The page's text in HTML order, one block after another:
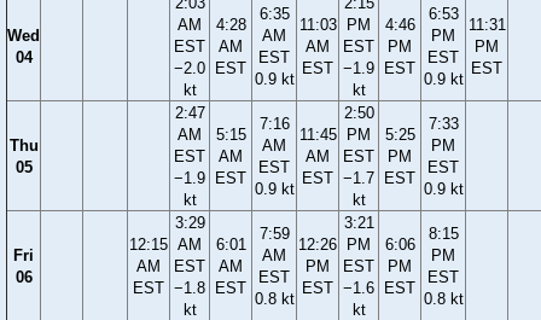
Wed
04
AM
EST
−2.0
kt
4:28
AM
EST
6:35
AM
EST
0.9 kt
11:03
AM
EST
PM
EST
−1.9
kt
4:46
PM
EST
6:53
PM
EST
0.9 kt
11:31
PM
EST
Thu
05
2:47
AM
EST
−1.9
kt
5:15
AM
EST
7:16
AM
EST
0.9 kt
11:45
AM
EST
2:50
PM
EST
−1.7
kt
5:25
PM
EST
7:33
PM
EST
0.9 kt
Fri
06
12:15
AM
EST
3:29
AM
EST
−1.8
kt
6:01
AM
EST
7:59
AM
EST
0.8 kt
12:26
PM
EST
3:21
PM
EST
−1.6
kt
6:06
PM
EST
8:15
PM
EST
0.8 kt